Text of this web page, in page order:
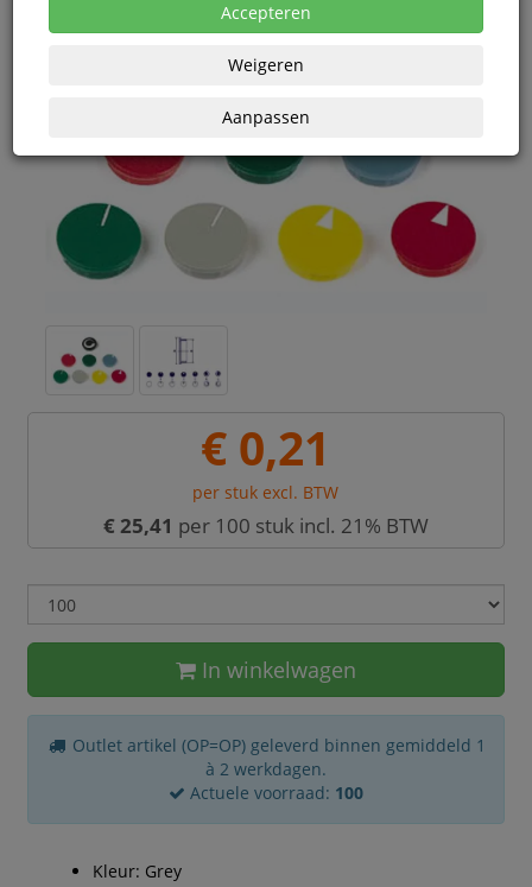
€ 0,21
per stuk excl. BTW
€ 25,41 per 100 stuk incl. 21% BTW
In winkelwagen
Outlet artikel (OP=OP) geleverd binnen gemiddeld 1
à 2 werkdagen.
Actuele voorraad: 100
Kleur: Grey
Accepteren
Weigeren
Aanpassen